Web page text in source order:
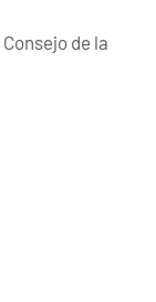
de la